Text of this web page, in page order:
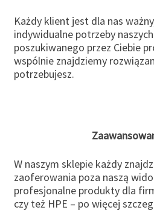
Każdy klient jest dla nas
indywidualne potrzeby
poszukiwanego przez Ciebie
wspólnie znajdziemy
potrzebujesz.
W naszym sklepie każdy
zaoferowania poza naszą
profesjonalne produkty dla
czy też HPE – po więcej